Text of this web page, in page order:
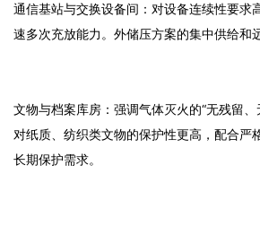
通信基站与交换设备间：对设备连续性要求
速多次充放能力。外储压方案的集中供给和
文物与档案库房：强调气体灭火的“无残留
对纸质、纺织类文物的保护性更高，配合严
长期保护需求。